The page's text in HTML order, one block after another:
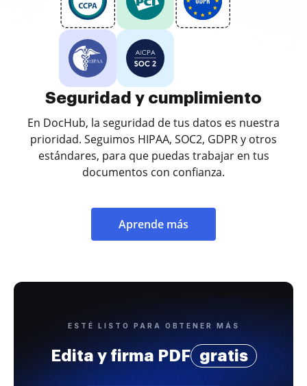
Seguridad y cumplimiento
En DocHub, la seguridad de tus datos es nuestra
prioridad. Seguimos HIPAA, SOC2, GDPR y otros
estándares, para que puedas trabajar en tus
documentos con confianza.
Aprende más
ESTÉ LISTO PARA OBTENER MÁS
Edita y firma PDF gratis